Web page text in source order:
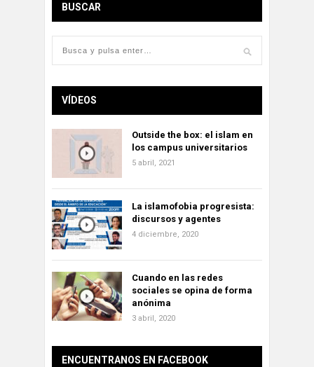
BUSCAR
VÍDEOS
Outside the box: el islam en
los campus universitarios
5 abril, 2021
La islamofobia progresista:
discursos y agentes
4 diciembre, 2020
Cuando en las redes
sociales se opina de forma
anónima
3 abril, 2020
ENCUENTRANOS EN FACEBOOK